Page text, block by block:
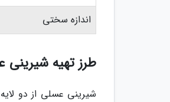
اندازه سختی
طرز تهیه
شیرینی عسلی از دو